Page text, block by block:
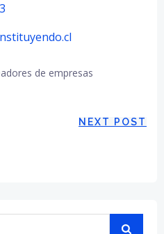
de empresas
Navegación
NEXT POST